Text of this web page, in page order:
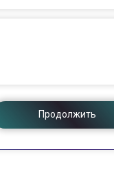
Продолжить